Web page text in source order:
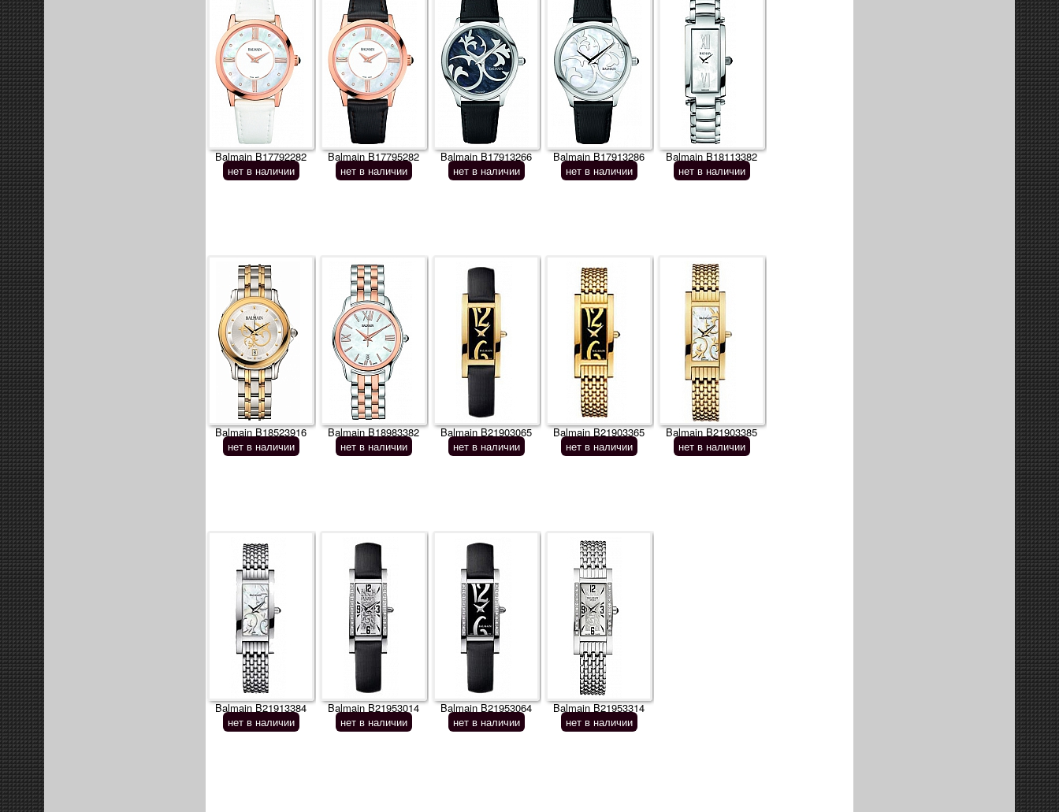
Balmain B17792282
нет в наличии
Balmain B17795282
нет в наличии
Balmain B17913266
нет в наличии
Balmain B17913286
нет в наличии
Balmain B18113382
нет в наличии
Balmain B18523916
нет в наличии
Balmain B18983382
нет в наличии
Balmain B21903065
нет в наличии
Balmain B21903365
нет в наличии
Balmain B21903385
нет в наличии
Balmain B21913384
нет в наличии
Balmain B21953014
нет в наличии
Balmain B21953064
нет в наличии
Balmain B21953314
нет в наличии